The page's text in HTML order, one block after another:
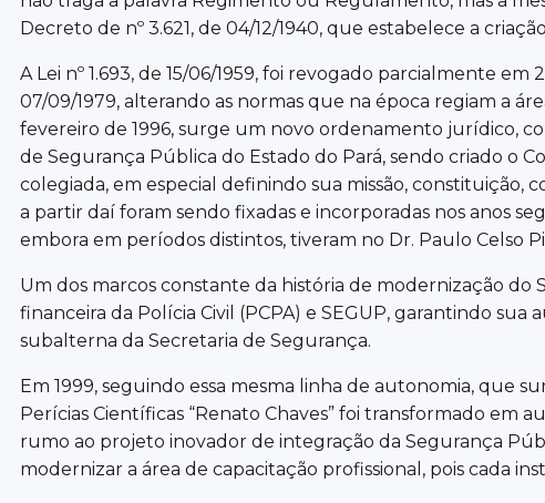
Decreto de nº 3.621, de 04/12/1940, que estabelece a
A Lei nº 1.693, de 15/06/1959, foi revogado parcialmente
07/09/1979, alterando as normas que na época regiam a
fevereiro de 1996, surge um novo ordenamento jurídico,
de Segurança Pública do Estado do Pará, sendo criado o
colegiada, em especial definindo sua missão, constituição,
a partir daí foram sendo fixadas e incorporadas nos anos
embora em períodos distintos, tiveram no Dr. Paulo Celso
Um dos marcos constante da história de modernização do
financeira da Polícia Civil (PCPA) e SEGUP, garantindo
subalterna da Secretaria de Segurança.
Em 1999, seguindo essa mesma linha de autonomia, que
Perícias Científicas “Renato Chaves” foi transformado
rumo ao projeto inovador de integração da Segurança
modernizar a área de capacitação profissional, pois cada